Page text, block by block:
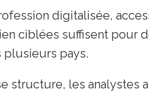
digitalisée,
ciblées suffisent pour
pays.
structure, les analystes